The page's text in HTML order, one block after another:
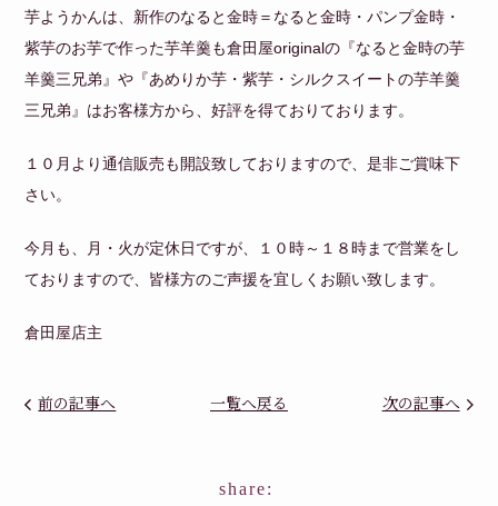
芋ようかんは、新作のなると金時＝なると金時・パンプ金時・
紫芋のお芋で作った芋羊羹も倉田屋originalの『なると金時の芋
羊羹三兄弟』や『あめりか芋・紫芋・シルクスイートの芋羊羹
三兄弟』はお客様方から、好評を得ておりております。
１０月より通信販売も開設致しておりますので、是非ご賞味下
さい。
今月も、月・火が定休日ですが、１０時～１８時まで営業をし
ておりますので、皆様方のご声援を宜しくお願い致します。
倉田屋店主
前の記事へ 一覧へ戻る 次の記事へ
share: